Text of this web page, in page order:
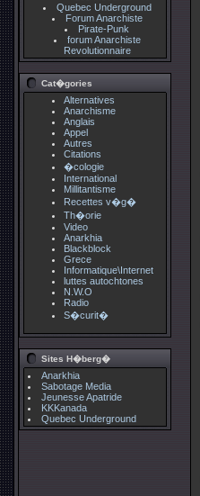
Quebec Underground
Forum Anarchiste
Pirate-Punk
forum Anarchiste
Revolutionnaire
Cat�gories
Alternatives
Anarchisme
Anglais
Appel
Autres
Citations
�cologie
International
Millitantisme
Recettes v�g�
Th�orie
Video
Anarkhia
Blackblock
Grece
Informatique\Internet
luttes autochtones
N.W.O
Radio
S�curit�
Sites H�berg�
Anarkhia
Sabotage Media
Jeunesse Apatride
KKKanada
Quebec Underground